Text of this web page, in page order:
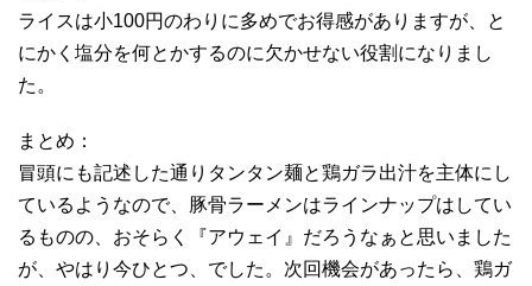
ライスは小100円のわりに多めでお得感がありますが、と
にかく塩分を何とかするのに欠かせない役割になりまし
た。
まとめ：
冒頭にも記述した通りタンタン麺と鶏ガラ出汁を主体にし
ているようなので、豚骨ラーメンはラインナップはしてい
るものの、おそらく『アウェイ』だろうなぁと思いました
が、やはり今ひとつ、でした。次回機会があったら、鶏ガ